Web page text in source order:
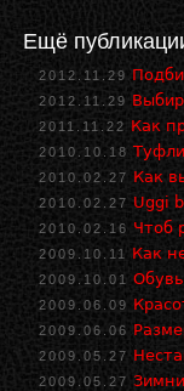
Ещё
2012.11.29
2012.11.29
2011.11.22 Как
2010.10.18
2010.02.27 Как
2010.02.27 Uggi
2010.02.16 Чтоб
2009.10.11 Как
2009.10.01
2009.06.09
2009.06.06
2009.05.27
2009.05.27